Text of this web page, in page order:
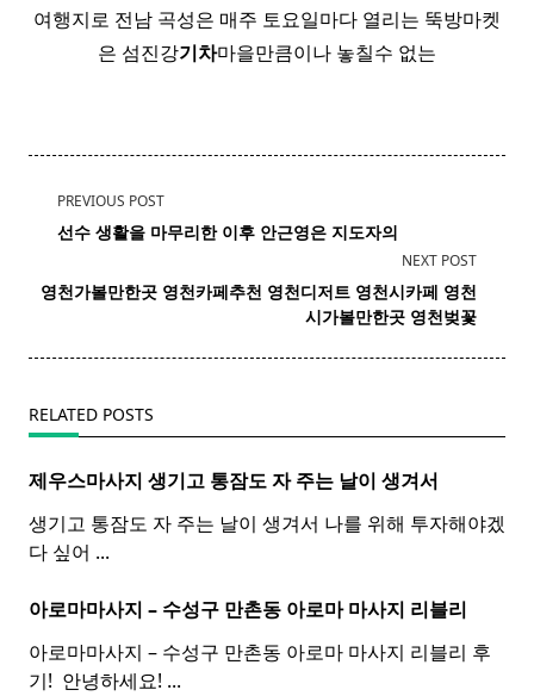
여행지로 전남 곡성은 매주 토요일마다 열리는 뚝방마켓
은 섬진강기차마을만큼이나 놓칠수 없는
<span
class="nav-
screen-
PREVIOUS POST
선수 생활을 마무리한 이후 안근영은 지도자의
NEXT POST
영천가볼만한곳 영천카페추천 영천디저트 영천시카페 영천
시가볼만한곳 영천벚꽃
RELATED POSTS
제우스마사지 생기고 통잠도 자 주는 날이 생겨서
생기고 통잠도 자 주는 날이 생겨서 나를 위해 투자해야겠
다 싶어 ...
아로마마사지 – 수성구 만촌동 아로마 마사지 리블리
아로마마사지 – 수성구 만촌동 아로마 마사지 리블리 후
기! ​ 안녕하세요! ...